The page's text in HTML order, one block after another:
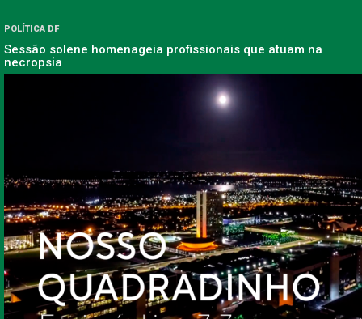
POLÍTICA DF
Sessão solene homenageia profissionais que atuam na
necropsia